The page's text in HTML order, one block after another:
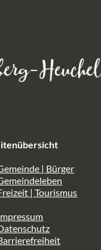
| Bürger
| Tourismus